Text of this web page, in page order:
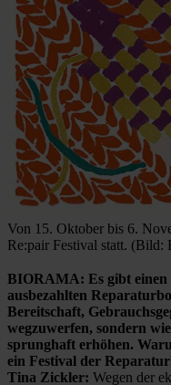
Von 15. Oktober bis 6.
Re:pair Festival statt. (Bild:
BIORAMA: Es gibt einen
ausbezahlten
Bereitschaft,
wegzuwerfen, sondern
sprunghaft erhöhen.
ein Festival der
Tina Zickler: Wegen der